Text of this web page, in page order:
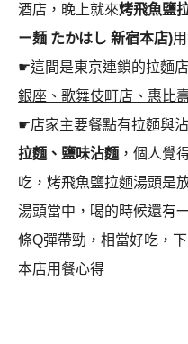
酒店，晚上就來烤飛魚鹽
ー麺 たかはし 新宿本店)
☛這間是東京連鎖的拉麵
銀座、歌舞伎町店、惠比
☛店家主要餐點有拉麵與沾
拉麵、鹽味沾麵 ，個人覺
吃，烤飛魚鹽拉麵湯頭是
湯頭當中，喝的時候還有
條Q彈帶勁，相當好吃，
本店用餐心得